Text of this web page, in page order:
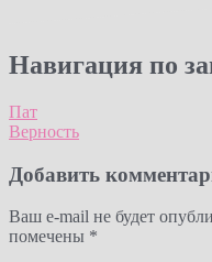
Навигация по
Пат
Верность
Добавить
Ваш e-mail не будет
помечены *